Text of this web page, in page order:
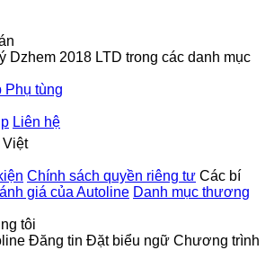
Dzhem 2018 LTD trong các danh mục
Phụ tùng
Liên hệ
Việt
Chính sách quyền riêng tư Các bí
giá của Autoline Danh mục thương
tôi
Đăng tin Đặt biểu ngữ Chương trình